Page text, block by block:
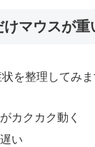
マウスが重
を整理してみま
カクカク動く
い